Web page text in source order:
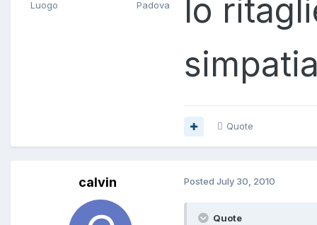
Luogo
Padova
lo
Quote
calvin Posted July 30, 2010
Quote